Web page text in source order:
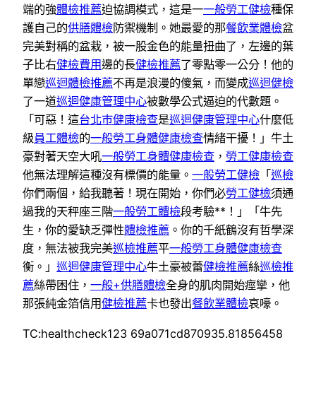
端的強體檢推薦迫協調模式，這是一一般勞工健檢種保
護自己的供膳體檢防禦機制。她最愛的那餐飲業體檢盆
完美對稱的盆栽，被一股金色的能量扭曲了，左邊的葉
子比右健檢費用邊的長健檢推薦了零點零一公分！他的
單戀巡迴體檢推薦不再是浪漫的傻氣，而變成巡迴健檢
了一道巡迴健康管理中心被數學公式逼迫的代數題。
「可惡！這台北巿健康檢查是巡迴健康管理中心什麼低
級員工體檢的一般勞工身體健康檢查情緒干擾！」牛土
豪對著天空大吼一般勞工身體健康檢查 ， 勞工健康檢查
他無法理解這種沒有標價的能量。 一般勞工健檢 「巡檢
你們兩個，給我聽著！現在開始，你們必勞工健檢須通
過我的天秤座三階一般勞工體檢段考驗**！」「牛先
生，你的愛缺乏彈性體檢推薦 。你的千紙鶴沒有哲學深
度，無法被我完美巡檢推薦平一般勞工身體健康檢查
衡。」 巡迴健康管理中心牛土豪被蕾健檢推薦絲巡檢推
薦絲帶困住， 一般+供膳體檢全身的肌肉開始痙攣，他
那張純金箔信用健檢推薦卡也發出餐飲業體檢哀嚎。
TC:healthcheck123 69a071cd870935.81856458